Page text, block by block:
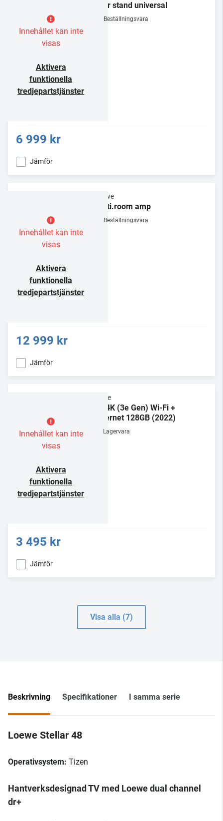
Innehållet kan inte
visas
Aktivera
funktionella
tredjepartstjänster
floor stand universal
Beställningsvara
6 999 kr
Jämför
Innehållet kan inte
visas
Aktivera
funktionella
tredjepartstjänster
Loewe
multi.room amp
Beställningsvara
12 999 kr
Jämför
Innehållet kan inte
visas
Aktivera
funktionella
tredjepartstjänster
Apple
TV 4K (3e Gen) Wi-Fi +
Ethernet 128GB (2022)
Lagervara
3 495 kr
Jämför
Visa alla (7)
Beskrivning Specifikationer I samma serie
Loewe Stellar 48
Operativsystem: Tizen
Hantverksdesignad TV med Loewe dual channel
dr+